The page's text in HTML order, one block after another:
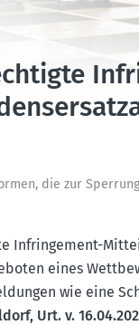
die zur
Infrin­gement-
eines
wie eine
Urt. v.